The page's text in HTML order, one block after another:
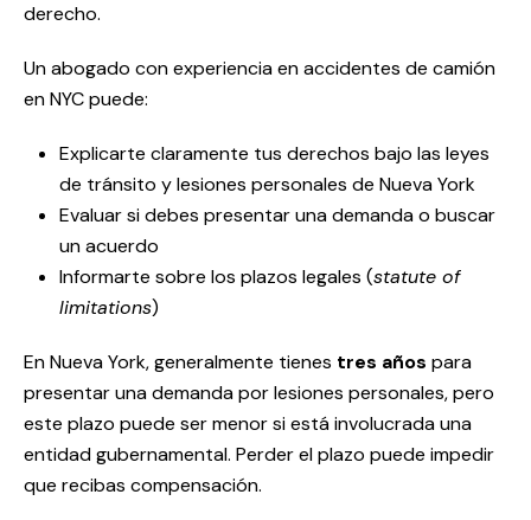
derecho.
Un abogado con experiencia en accidentes de camión
en NYC puede:
Explicarte claramente tus derechos bajo las leyes
de tránsito y lesiones personales de Nueva York
Evaluar si debes presentar una demanda o buscar
un acuerdo
Informarte sobre los plazos legales (statute of
limitations)
En Nueva York, generalmente tienes tres años para
presentar una demanda por lesiones personales, pero
este plazo puede ser menor si está involucrada una
entidad gubernamental. Perder el plazo puede impedir
que recibas compensación.